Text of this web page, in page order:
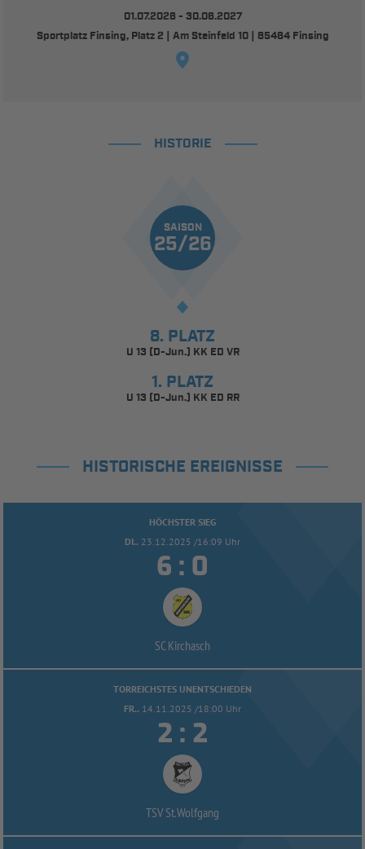
01.07.2026 - 30.06.2027
Sportplatz Finsing, Platz 2 | Am Steinfeld 10 | 85464 Finsing
HISTORIE
SAISON
25/26
8. PLATZ
U 13 (D-Jun.) KK ED VR
1. PLATZ
U 13 (D-Jun.) KK ED RR
HISTORISCHE EREIGNISSE
HÖCHSTER SIEG
DI.. 23.12.2025 /16:09 Uhr
 : 
SC Kirchasch
TORREICHSTES UNENTSCHIEDEN
FR.. 14.11.2025 /18:00 Uhr
 : 
TSV St.Wolfgang